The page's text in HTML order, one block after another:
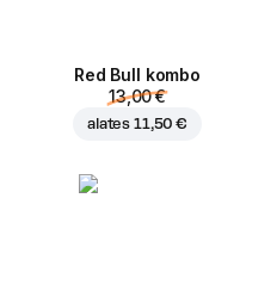
Red Bull kombo
13,00 €
alates 11,50 €